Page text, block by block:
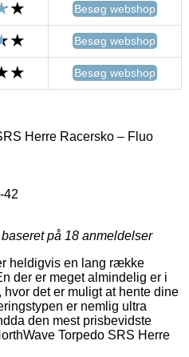
Besøg webshop
Besøg webshop
Besøg webshop
Herre Racersko – Fluo
42
på 18 anmeldelser
heldigvis en lang række
der er meget almindelig er i
det er muligt at hente dine
er nemlig ultra
den mest prisbevidste
Torpedo SRS Herre